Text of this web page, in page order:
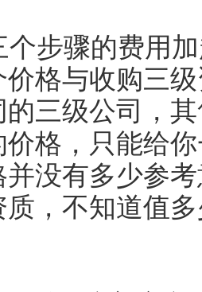
步骤的费用
价格与收购三
三级公司，
格，只能给
没有多少参
，不知道值